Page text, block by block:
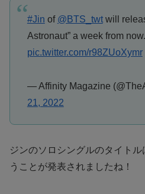
#Jin of @BTS_twtwill
Astronaut” a week from now.
pic.twitter.com/r98ZUoXymr
— Affinity Magazine
21, 2022
ジンのソロシングルのタイトル
うことが発表されましたね！